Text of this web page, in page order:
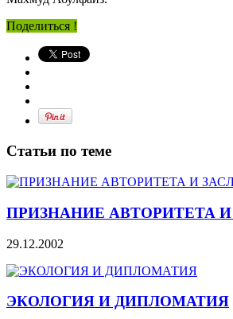
Поделиться !
Статьи по теме
ПРИЗНАНИЕ АВТОРИТЕТА И
29.12.2002
ЭКОЛОГИЯ И ДИПЛОМАТИЯ